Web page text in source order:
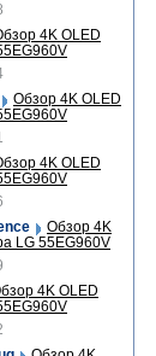
4K OLED
Обзор 4K OLED
4K OLED
Обзор 4K
LG 55EG960V
4K OLED